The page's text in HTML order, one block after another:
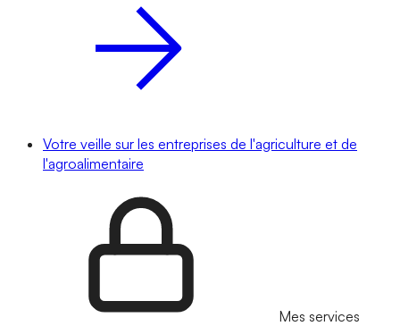
Votre veille sur les entreprises de l'agriculture et de
l'agroalimentaire
Mes services